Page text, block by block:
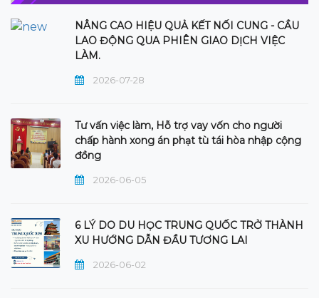
NÂNG CAO HIỆU QUẢ KẾT NỐI CUNG - CẦU
LAO ĐỘNG QUA PHIÊN GIAO DỊCH VIỆC
LÀM.
2026-07-28
Tư vấn việc làm, Hỗ trợ vay vốn cho người
chấp hành xong án phạt tù tái hòa nhập cộng
đồng
2026-06-05
6 LÝ DO DU HỌC TRUNG QUỐC TRỞ THÀNH
XU HƯỚNG DẪN ĐẦU TƯƠNG LAI
2026-06-02